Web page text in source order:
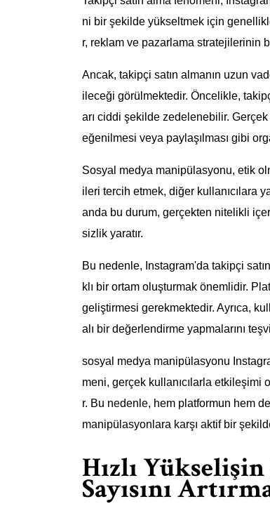
ni bir şekilde yükseltmek için
r, reklam ve pazarlama stratejilerinin
Ancak, takipçi satın almanın uzun
ileceği görülmektedir. Öncelikle,
arı ciddi şekilde zedelenebilir.
eğenilmesi veya paylaşılması gibi
Sosyal medya manipülasyonu, etik
ileri tercih etmek, diğer kullanıcılara
anda bu durum, gerçekten nitelikli
sizlik yaratır.
Bu nedenle, Instagram'da takipçi
klı bir ortam oluşturmak önemlidir.
geliştirmesi gerekmektedir. Ayrıca,
alı bir değerlendirme yapmalarını
sosyal medya manipülasyonu
meni, gerçek kullanıcılarla etkileşimi
r. Bu nedenle, hem platformun hem
manipülasyonlara karşı aktif bir
Hızlı
Sayısını